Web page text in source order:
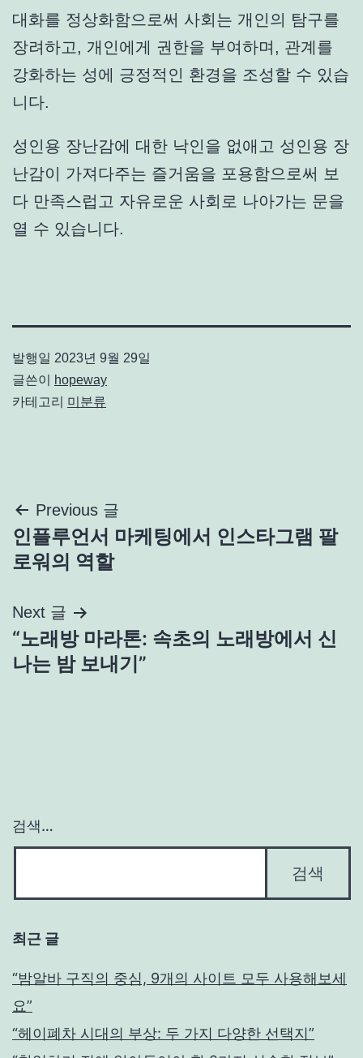
대화를 정상화함으로써 사회는 개인의 탐구를
장려하고, 개인에게 권한을 부여하며, 관계를
강화하는 성에 긍정적인 환경을 조성할 수 있습
니다.
성인용 장난감에 대한 낙인을 없애고 성인용 장
난감이 가져다주는 즐거움을 포용함으로써 보
다 만족스럽고 자유로운 사회로 나아가는 문을
열 수 있습니다.
발행일 2023년 9월 29일
글쓴이
hopeway
카테고리 미분류
글
탐
Previous 글
인플루언서 마케팅에서 인스타그램 팔
로워의 역할
Next 글
“노래방 마라톤: 속초의 노래방에서 신
나는 밤 보내기”
검색…
최근 글
“밤알바 구직의 중심, 9개의 사이트 모두 사용해보세
요”
“헤이폐차 시대의 부상: 두 가지 다양한 선택지”